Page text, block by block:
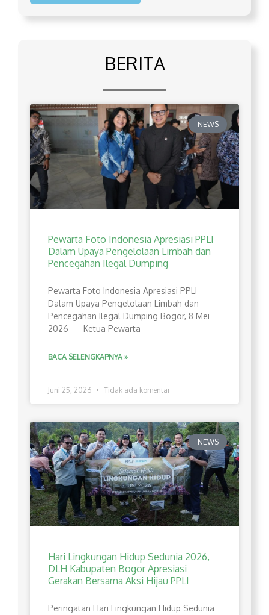
BERITA
NEWS
Pewarta Foto Indonesia Apresiasi PPLI
Dalam Upaya Pengelolaan Limbah dan
Pencegahan Ilegal Dumping
Pewarta Foto Indonesia Apresiasi PPLI
Dalam Upaya Pengelolaan Limbah dan
Pencegahan Ilegal Dumping Bogor, 8 Mei
2026 — Ketua Pewarta
BACA SELENGKAPNYA »
Juni 25, 2026 Tidak ada komentar
NEWS
Hari Lingkungan Hidup Sedunia 2026,
DLH Kabupaten Bogor Apresiasi
Gerakan Bersama Aksi Hijau PPLI
Peringatan Hari Lingkungan Hidup Sedunia